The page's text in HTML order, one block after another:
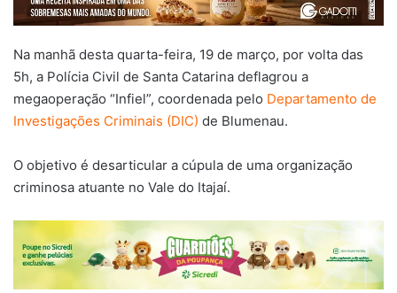
Na manhã desta quarta-feira, 19 de março, por volta das
5h, a Polícia Civil de Santa Catarina deflagrou a
megaoperação “Infiel”, coordenada pelo Departamento de
Investigações Criminais (DIC) de Blumenau.
O objetivo é desarticular a cúpula de uma organização
criminosa atuante no Vale do Itajaí.